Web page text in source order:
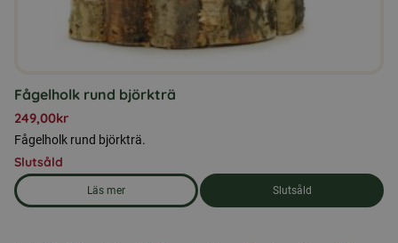
Fågelholk rund björkträ
249,00kr
Fågelholk rund björkträ.
Slutsåld
Läs mer
om produkten Fågelholk rund björkträ
Slutsåld